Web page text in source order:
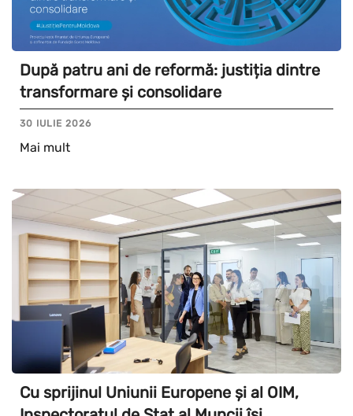
După patru ani de reformă: justiția dintre
transformare și consolidare
30 IULIE 2026
Mai mult
Cu sprijinul Uniunii Europene și al OIM,